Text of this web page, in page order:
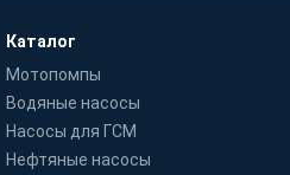
Каталог
Мотопомпы
Водяные насосы
Насосы для ГСМ
Нефтяные насосы